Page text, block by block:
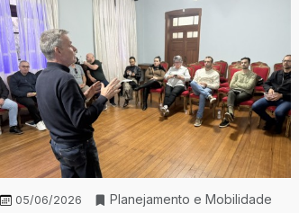
05/06/2026
Planejamento e Mobilidade